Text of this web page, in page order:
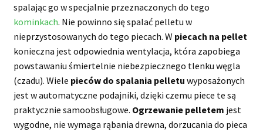
spalając go w specjalnie przeznaczonych do tego
kominkach. Nie powinno się spalać pelletu w
nieprzystosowanych do tego piecach. W piecach na pellet
konieczna jest odpowiednia wentylacja, która zapobiega
powstawaniu śmiertelnie niebezpiecznego tlenku węgla
(czadu). Wiele pieców do spalania pelletu wyposażonych
jest w automatyczne podajniki, dzięki czemu piece te są
praktycznie samoobsługowe. Ogrzewanie pelletem jest
wygodne, nie wymaga rąbania drewna, dorzucania do pieca